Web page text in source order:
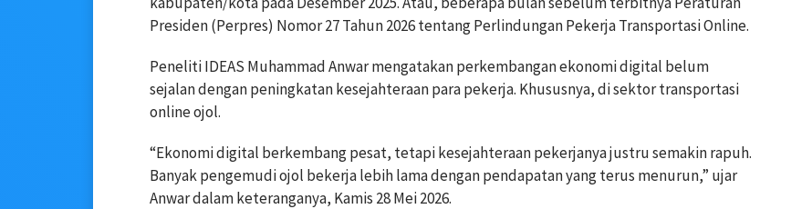
Presiden (Perpres) Nomor 27 Tahun 2026 tentang Perlindungan Pekerja Transportasi Online.
Peneliti IDEAS Muhammad Anwar mengatakan perkembangan ekonomi digital belum
sejalan dengan peningkatan kesejahteraan para pekerja. Khususnya, di sektor transportasi
online ojol.
“Ekonomi digital berkembang pesat, tetapi kesejahteraan pekerjanya justru semakin rapuh.
Banyak pengemudi ojol bekerja lebih lama dengan pendapatan yang terus menurun,” ujar
Anwar dalam keteranganya, Kamis 28 Mei 2026.